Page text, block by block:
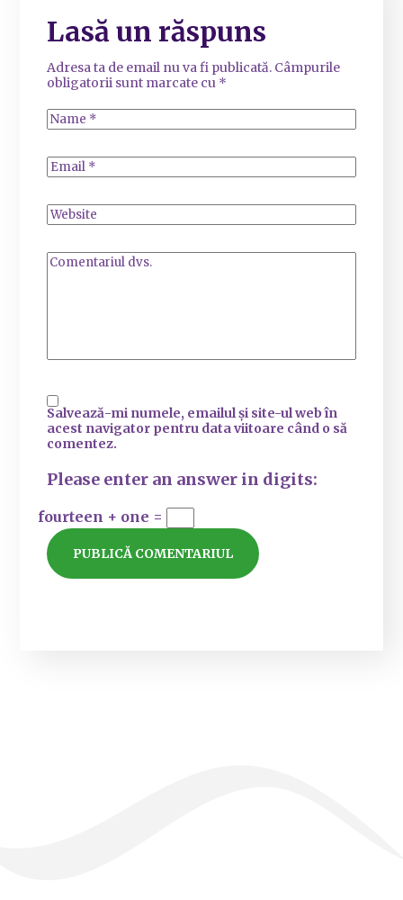
Lasă un răspuns
Adresa ta de email nu va fi publicată. Câmpurile
obligatorii sunt marcate cu *
Salvează-mi numele, emailul și site-ul web în
acest navigator pentru data viitoare când o să
comentez.
Please enter an answer in digits:
fourteen + one =